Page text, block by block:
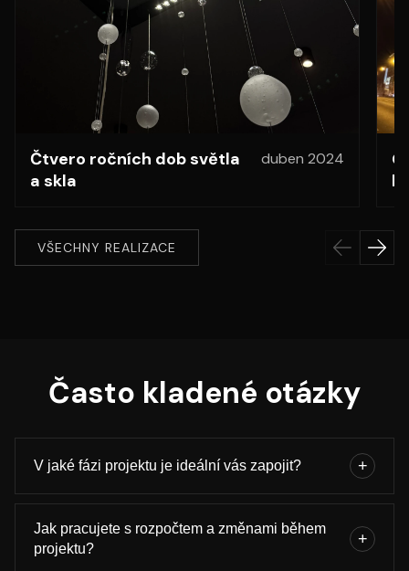
Čtvero ročních dob světla
a skla
duben 2024
VŠECHNY REALIZACE
Často kladené otázky
V jaké fázi projektu je ideální vás zapojit? +
Ideálně co nejdříve, už ve fázi studie. Dokážeme se ale
efektivně zapojit i do rozpracovaného projektu nebo převzít
hotový návrh a připravit ho k realizaci.
Jak pracujete s rozpočtem a změnami během
projektu?
+